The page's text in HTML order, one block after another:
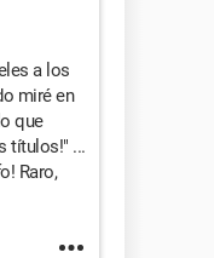
a los
miré en
que
títulos!" ...
Raro,